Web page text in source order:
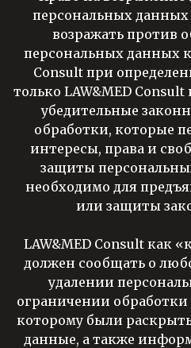
персональных данных
возражать против
персональных данных
Consult при
только LAW&MED
убедительные
обработки, которые
интересы, права и
защиты
необходимо для
или защиты
LAW&MED Consult как
должен сообщать о
удалении
ограничении
которому были
данные, а также